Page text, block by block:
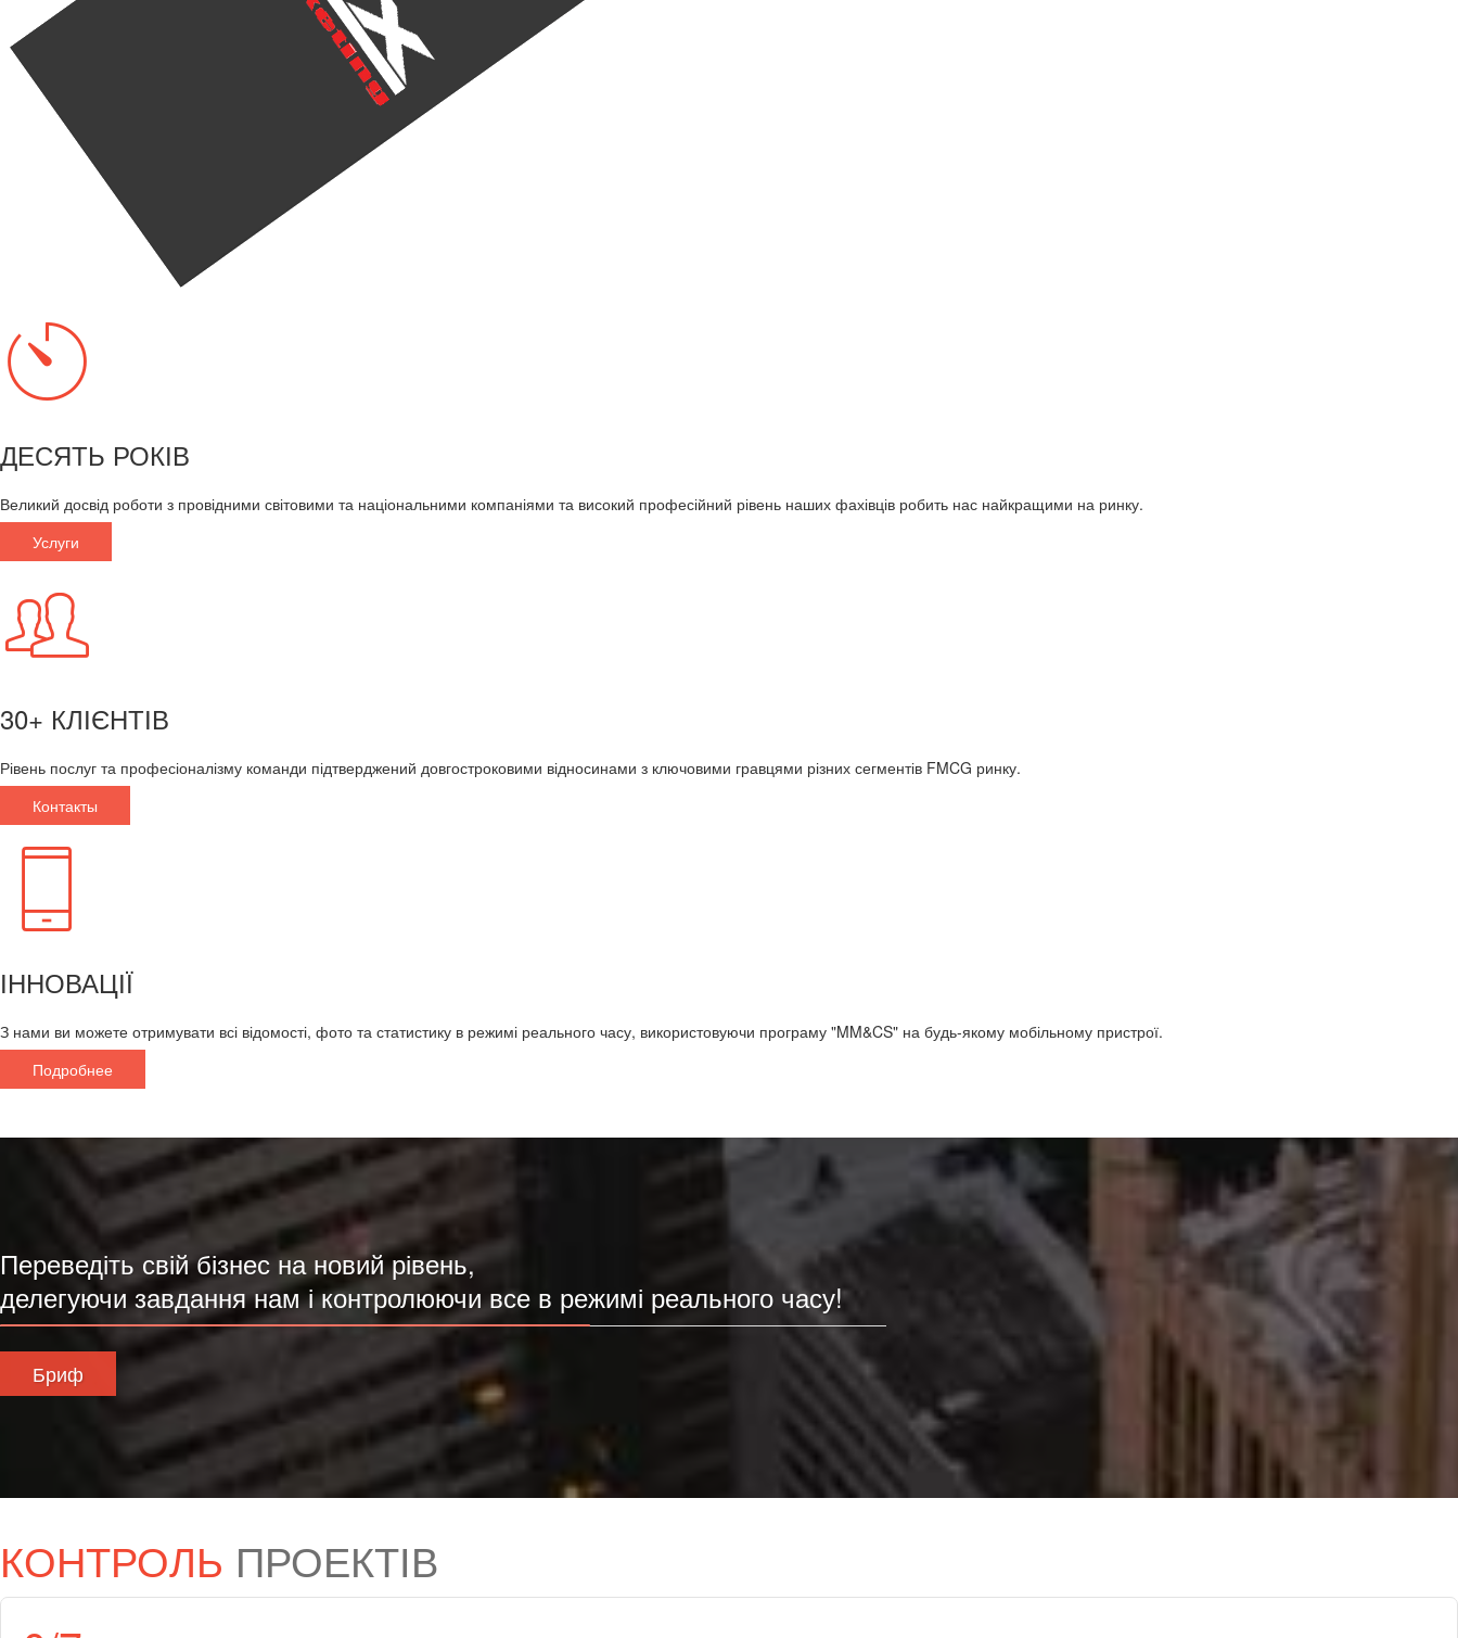
ДЕСЯТЬ РОКІВ
Великий досвід роботи з провідними світовими та національними компаніями та високий професійний рівень наших фахівців робить нас найкращими на ринку.
Услуги
30+ КЛІЄНТІВ
Рівень послуг та професіоналізму команди підтверджений довгостроковими відносинами з ключовими гравцями різних сегментів FMCG ринку.
Контакты
ІННОВАЦІЇ
З нами ви можете отримувати всі відомості, фото та статистику в режимі реального часу, використовуючи програму "MM&CS" на будь-якому мобільному пристрої.
Подробнее
Переведіть свій бізнес на новий рівень,
делегуючи завдання нам і контролюючи все в режимі реального часу!
Бриф
КОНТРОЛЬ ПРОЕКТІВ